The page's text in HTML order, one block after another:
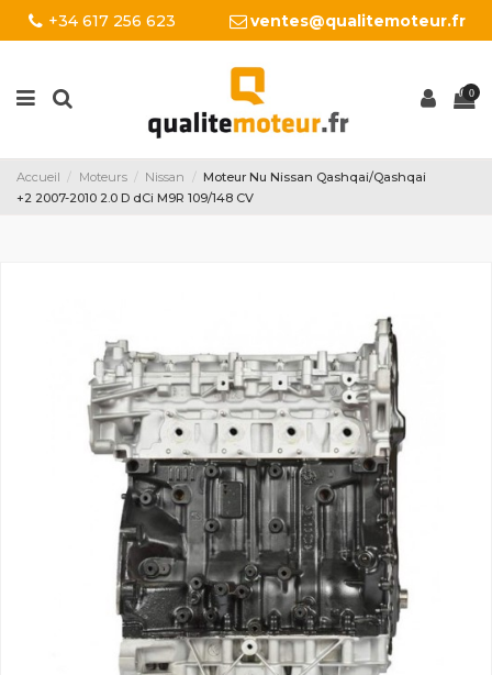
+34 617 256 623 ventes@qualitemoteur.fr
0
Accueil Moteurs Nissan
Moteur Nu Nissan Qashqai/Qashqai
+2 2007-2010 2.0 D dCi M9R 109/148 CV